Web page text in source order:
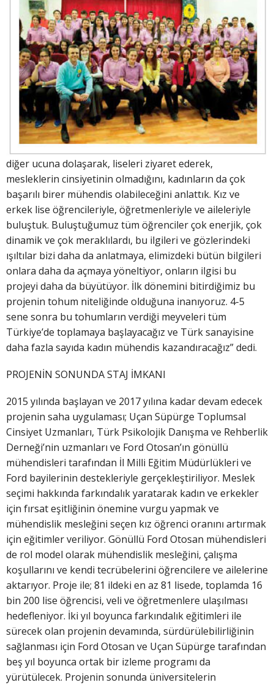
diğer ucuna dolaşarak, liseleri ziyaret ederek,
mesleklerin cinsiyetinin olmadığını, kadınların da çok
başarılı birer mühendis olabileceğini anlattık. Kız ve
erkek lise öğrencileriyle, öğretmenleriyle ve aileleriyle
buluştuk. Buluştuğumuz tüm öğrenciler çok enerjik, çok
dinamik ve çok meraklılardı, bu ilgileri ve gözlerindeki
ışıltılar bizi daha da anlatmaya, elimizdeki bütün bilgileri
onlara daha da açmaya yöneltiyor, onların ilgisi bu
projeyi daha da büyütüyor. İlk dönemini bitirdiğimiz bu
projenin tohum niteliğinde olduğuna inanıyoruz. 4-5
sene sonra bu tohumların verdiği meyveleri tüm
Türkiye’de toplamaya başlayacağız ve Türk sanayisine
daha fazla sayıda kadın mühendis kazandıracağız” dedi.
PROJENİN SONUNDA STAJ İMKANI
2015 yılında başlayan ve 2017 yılına kadar devam edecek
projenin saha uygulaması; Uçan Süpürge Toplumsal
Cinsiyet Uzmanları, Türk Psikolojik Danışma ve Rehberlik
Derneği’nin uzmanları ve Ford Otosan’ın gönüllü
mühendisleri tarafından İl Milli Eğitim Müdürlükleri ve
Ford bayilerinin destekleriyle gerçekleştiriliyor. Meslek
seçimi hakkında farkındalık yaratarak kadın ve erkekler
için fırsat eşitliğinin önemine vurgu yapmak ve
mühendislik mesleğini seçen kız öğrenci oranını artırmak
için eğitimler veriliyor. Gönüllü Ford Otosan mühendisleri
de rol model olarak mühendislik mesleğini, çalışma
koşullarını ve kendi tecrübelerini öğrencilere ve ailelerine
aktarıyor. Proje ile; 81 ildeki en az 81 lisede, toplamda 16
bin 200 lise öğrencisi, veli ve öğretmenlere ulaşılması
hedefleniyor. İki yıl boyunca farkındalık eğitimleri ile
sürecek olan projenin devamında, sürdürülebilirliğinin
sağlanması için Ford Otosan ve Uçan Süpürge tarafından
beş yıl boyunca ortak bir izleme programı da
yürütülecek. Projenin sonunda üniversitelerin